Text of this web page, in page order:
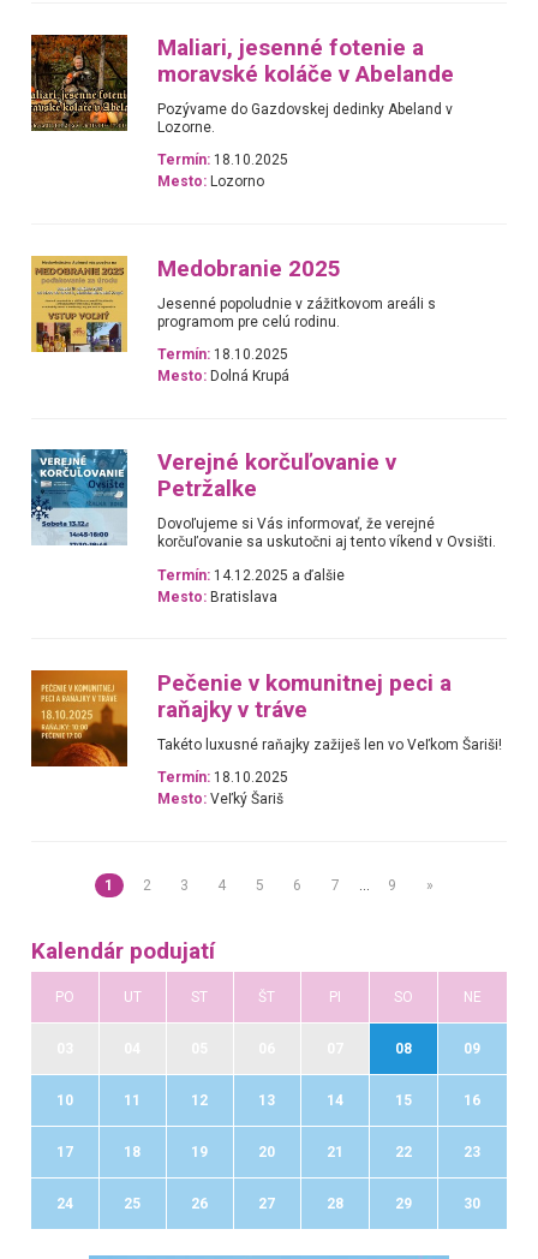
Maliari, jesenné fotenie a
moravské koláče v Abelande
Pozývame do Gazdovskej dedinky Abeland v
Lozorne.
Termín: 18.10.2025
Mesto: Lozorno
Medobranie 2025
Jesenné popoludnie v zážitkovom areáli s
programom pre celú rodinu.
Termín: 18.10.2025
Mesto: Dolná Krupá
Verejné korčuľovanie v
Petržalke
Dovoľujeme si Vás informovať, že verejné
korčuľovanie sa uskutočni aj tento víkend v Ovsišti.
Termín: 14.12.2025 a ďalšie
Mesto: Bratislava
Pečenie v komunitnej peci a
raňajky v tráve
Takéto luxusné raňajky zažiješ len vo Veľkom Šariši!
Termín: 18.10.2025
Mesto: Veľký Šariš
1 2 3 4 5 6 7 9 »
Kalendár podujatí
PO UT ST ŠT PI SO NE
08 09
10 11 12 13 14 15 16
17 18 19 20 21 22 23
24 25 26 27 28 29 30